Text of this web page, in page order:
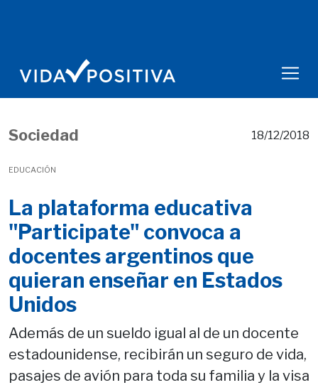
Sociedad
EDUCACIÓN
18/12/2018
La plataforma educativa
"Participate" convoca a
docentes argentinos que
quieran enseñar en Estados
Unidos
Además de un sueldo igual al de un docente
estadounidense, recibirán un seguro de vida,
pasajes de avión para toda su familia y la visa